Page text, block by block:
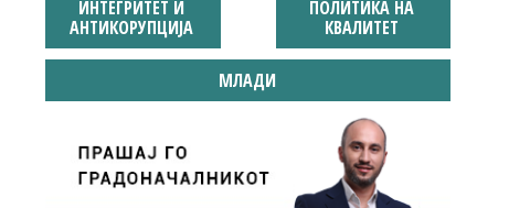
ИНТЕГРИТЕТ И
АНТИКОРУПЦИЈА
ПОЛИТИКА НА
КВАЛИТЕТ
MЛАДИ